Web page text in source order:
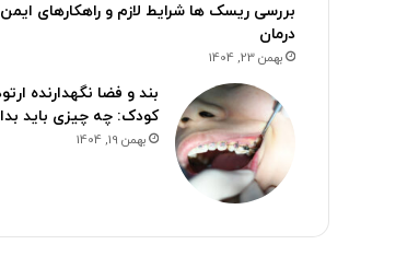
بررسی ریسک ها شرایط لازم و راهکارهای
درمان
بهمن 23, 1404
بند و فضا نگهدارنده
کودک: چه چیزی باید
بهمن 19, 1404